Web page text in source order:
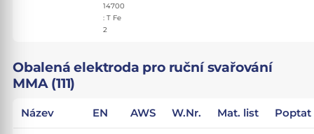
14700
: T Fe
2
Obalená elektroda pro ruční svařování
MMA (111)
Název EN AWS W.Nr. Mat. list Poptat